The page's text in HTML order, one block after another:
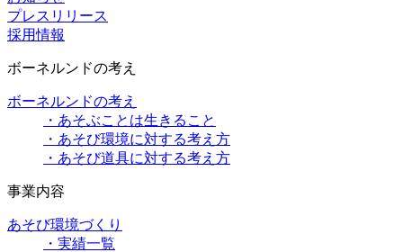
プレスリリース
採用情報
ボーネルンドの考え
ボーネルンドの考え
・あそぶことは生きること
・あそび環境に対する考え方
・あそび道具に対する考え方
事業内容
あそび環境づくり
・実績一覧